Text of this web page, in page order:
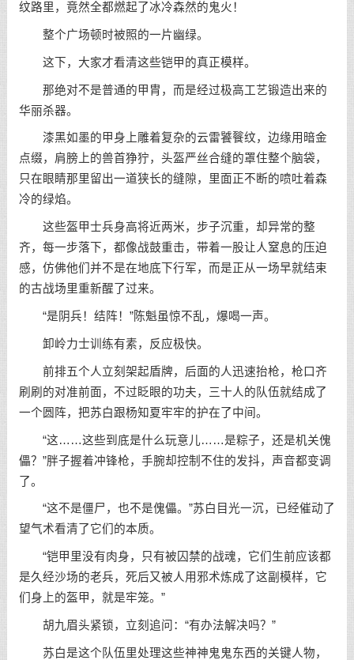
纹路里，竟然全都燃起了冰冷森然的鬼火！
整个广场顿时被照的一片幽绿。
这下，大家才看清这些铠甲的真正模样。
那绝对不是普通的甲胄，而是经过极高工艺锻造出来的
华丽杀器。
漆黑如墨的甲身上雕着复杂的云雷饕餮纹，边缘用暗金
点缀，肩膀上的兽首狰狞，头盔严丝合缝的罩住整个脑袋，
只在眼睛那里留出一道狭长的缝隙，里面正不断的喷吐着森
冷的绿焰。
这些盔甲士兵身高将近两米，步子沉重，却异常的整
齐，每一步落下，都像战鼓重击，带着一股让人窒息的压迫
感，仿佛他们并不是在地底下行军，而是正从一场早就结束
的古战场里重新醒了过来。
“是阴兵！结阵！”陈魁虽惊不乱，爆喝一声。
卸岭力士训练有素，反应极快。
前排五个人立刻架起盾牌，后面的人迅速抬枪，枪口齐
刷刷的对准前面，不过眨眼的功夫，三十人的队伍就结成了
一个圆阵，把苏白跟杨知夏牢牢的护在了中间。
“这……这些到底是什么玩意儿……是粽子，还是机关傀
儡？”胖子握着冲锋枪，手腕却控制不住的发抖，声音都变调
了。
“这不是僵尸，也不是傀儡。”苏白目光一沉，已经催动了
望气术看清了它们的本质。
“铠甲里没有肉身，只有被囚禁的战魂，它们生前应该都
是久经沙场的老兵，死后又被人用邪术炼成了这副模样，它
们身上的盔甲，就是牢笼。”
胡九眉头紧锁，立刻追问：“有办法解决吗？”
苏白是这个队伍里处理这些神神鬼鬼东西的关键人物，